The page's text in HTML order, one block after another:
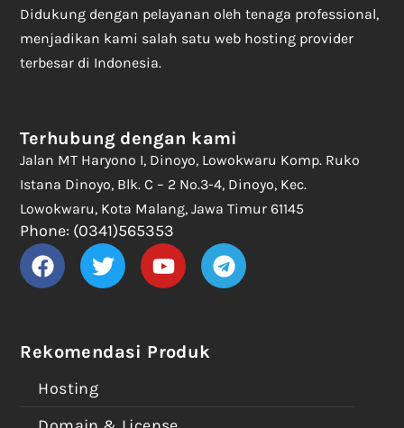
Didukung dengan pelayanan oleh tenaga professional,
menjadikan kami salah satu web hosting provider
terbesar di Indonesia.
Rekomendasi Produk
Hosting
Terhubung dengan kami
Jalan MT Haryono I, Dinoyo, Lowokwaru Komp. Ruko
Istana Dinoyo, Blk. C – 2 No.3-4, Dinoyo, Kec.
Lowokwaru, Kota Malang, Jawa Timur 61145
Phone: (0341)565353